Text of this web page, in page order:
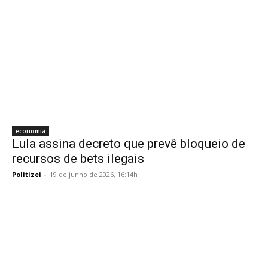
economia
Lula assina decreto que prevê bloqueio de
recursos de bets ilegais
Politizei - 19 de junho de 2026, 16:14h